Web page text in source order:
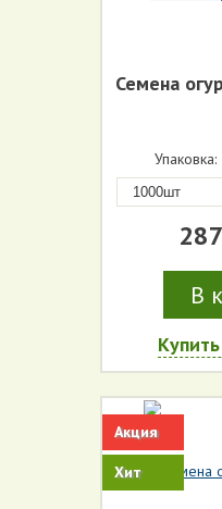
Семена
Упаковка:
В
Акция
Хит